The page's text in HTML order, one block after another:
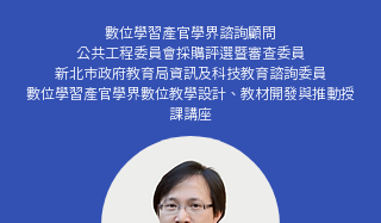
數位學習產官學界諮詢顧問
公共工程委員會採購評選暨審查委員
新北市政府教育局資訊及科技教育諮詢委員
數位學習產官學界數位教學設計、教材開發與推動授
課講座